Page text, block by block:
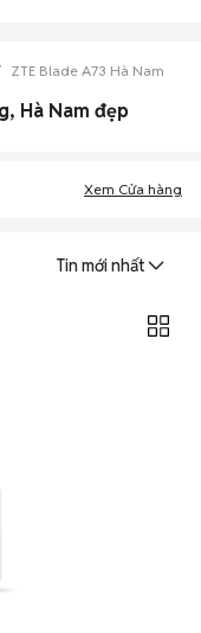
ZTE Blade A73 Hà Nam
Hà Nam đẹp
Xem Cửa hàng
Tin mới nhất